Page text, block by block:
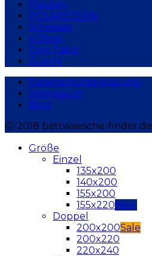
Playboy
POLARSTERN
Schiesser
s.Oliver
Tom Tailor
Zucchi
Datenschutzerklärung
Impressum
Blog
Ⓒ 2018 bettwaesche-finder.de
Größe
Einzel
135x200
140x200
155x200
155x220
Doppel
200x200
200x220
220x240